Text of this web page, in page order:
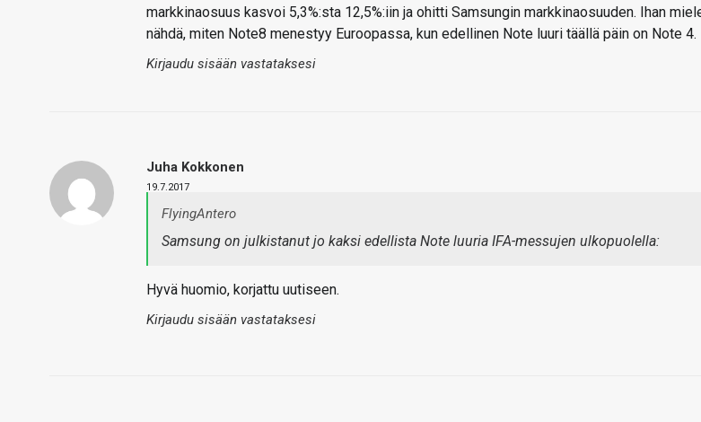
markkinaosuus kasvoi 5,3%:sta 12,5%:iin ja ohitti Samsungin markkinaosuuden. Ihan
nähdä, miten Note8 menestyy Euroopassa, kun edellinen Note luuri täällä päin on Note 4.
Kirjaudu sisään vastataksesi
Juha Kokkonen
19.7.2017
FlyingAntero
Samsung on julkistanut jo kaksi edellista Note luuria IFA-messujen ulkopuolella:
Hyvä huomio, korjattu uutiseen.
Kirjaudu sisään vastataksesi